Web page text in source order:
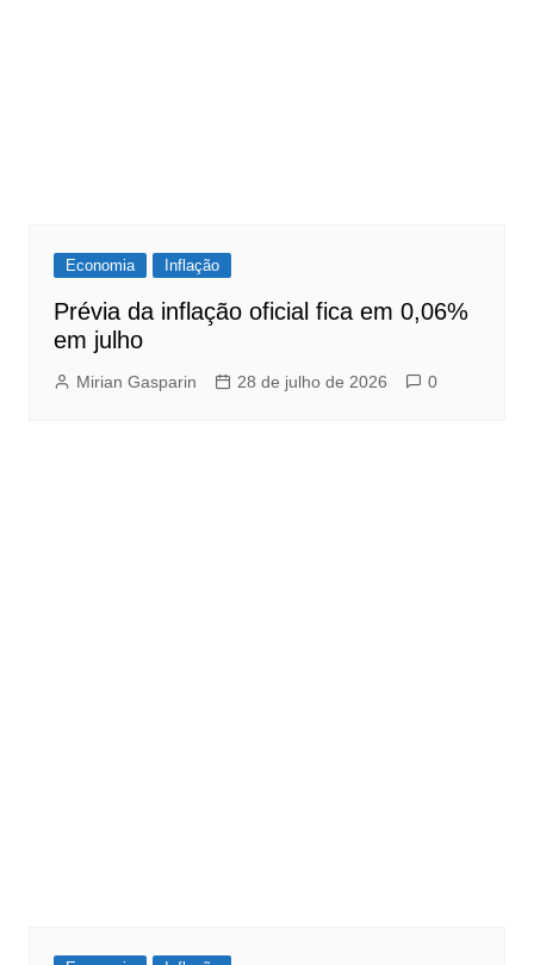
Economia Inflação
Prévia da inflação oficial fica em 0,06%
em julho
Mirian Gasparin 28 de julho de 2026 0